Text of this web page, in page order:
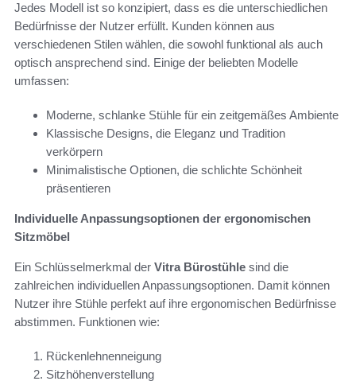
Jedes Modell ist so konzipiert, dass es die unterschiedlichen
Bedürfnisse der Nutzer erfüllt. Kunden können aus
verschiedenen Stilen wählen, die sowohl funktional als auch
optisch ansprechend sind. Einige der beliebten Modelle
umfassen:
Moderne, schlanke Stühle für ein zeitgemäßes Ambiente
Klassische Designs, die Eleganz und Tradition
verkörpern
Minimalistische Optionen, die schlichte Schönheit
präsentieren
Individuelle Anpassungsoptionen der ergonomischen
Sitzmöbel
Ein Schlüsselmerkmal der Vitra Bürostühle sind die
zahlreichen individuellen Anpassungsoptionen. Damit können
Nutzer ihre Stühle perfekt auf ihre ergonomischen Bedürfnisse
abstimmen. Funktionen wie:
Rückenlehnenneigung
Sitzhöhenverstellung